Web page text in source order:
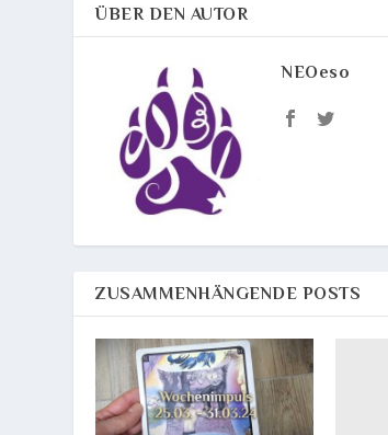
ÜBER DEN AUTOR
NEOeso
ZUSAMMENHÄNGENDE POSTS